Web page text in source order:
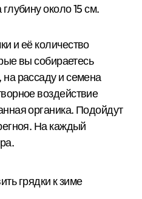
около 15 см.
и её количество
вы собираетесь
рассаду и семена
воздействие
органика. Подойдут
На каждый